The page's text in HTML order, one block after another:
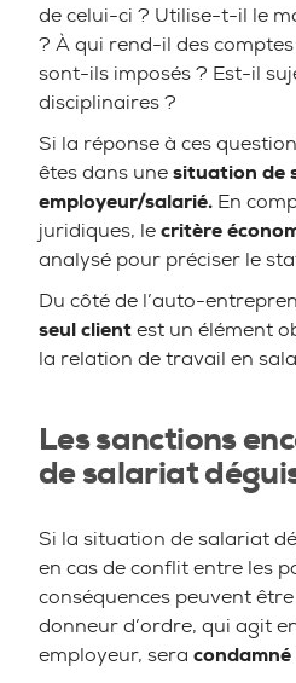
de celui-ci ? Utilise-t-il le
? À qui rend-il des
sont-ils imposés ? Est-il
disciplinaires ?
Si la réponse à ces
êtes dans unesituation de
employeur/salarié. En
juridiques, lecritère
analysé pour préciser le
Du côté de l’auto-
seul clientest un élément
la relation de travail en
Les sanctions
de salariat
Si la situation de salariat
en cas de conflit entre les
conséquences peuvent
donneur d’ordre, qui agit
employeur, sera condamné